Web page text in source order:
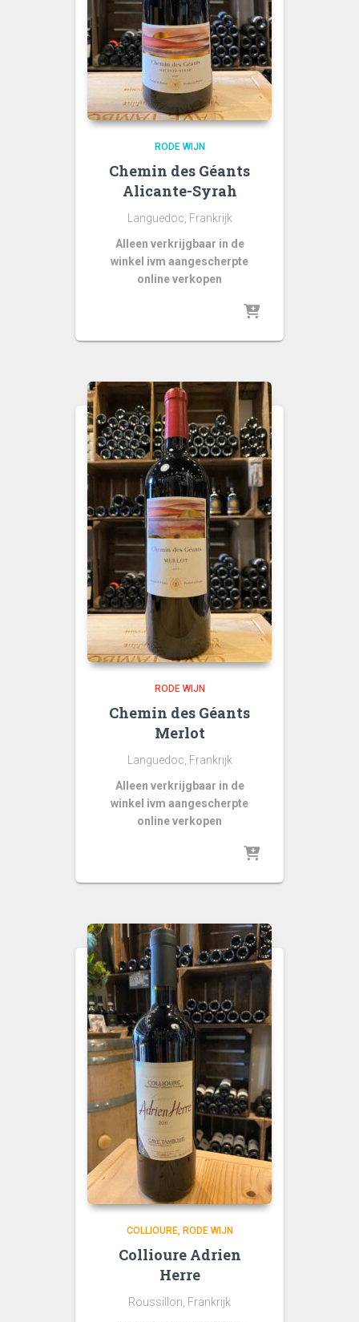
RODE WIJN
Chemin des Géants
Alicante-Syrah
Languedoc, Frankrijk
Alleen verkrijgbaar in de
winkel ivm aangescherpte
online verkopen
RODE WIJN
Chemin des Géants
Merlot
Languedoc, Frankrijk
Alleen verkrijgbaar in de
winkel ivm aangescherpte
online verkopen
COLLIOURE RODE WIJN
Collioure Adrien
Herre
Roussillon, Frankrijk